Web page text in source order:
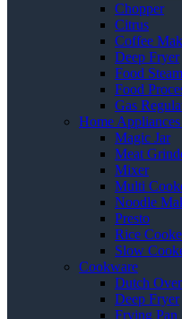
Chopper
Citrus
Coffee
Deep Fryer
Food
Food
Gas
Home
Magic Jar
Meat
Mixer
Multi
Noodle
Presto
Rice
Slow
Cookware
Dutch
Deep Fryer
Frying Pan